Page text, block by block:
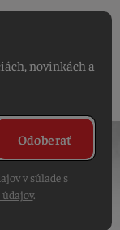
novinkách a
Odoberať
v súlade s
.